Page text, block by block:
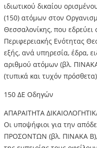
ιδιωτικού δικαίου
(150) ατόμων στον
Θεσσαλονίκης, που
Περιφερειακής Ενότητας
εξής, ανά υπηρεσία, έδρα,
αριθμού ατόμων (βλ.
(τυπικά και τυχόν
150 ΔΕ Οδηγών
ΑΠΑΡΑΙΤΗΤΑ
Οι υποψήφιοι για την
ΠΡΟΣΟΝΤΩΝ (βλ. ΠΙΝΑΚΑ Β),